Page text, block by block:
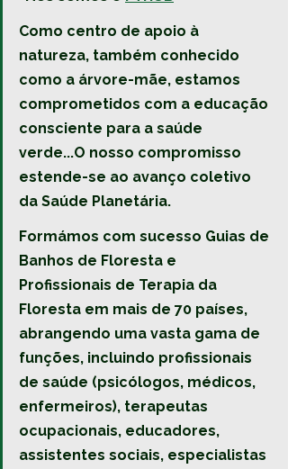
Como centro de apoio à
natureza, também conhecido
como a árvore-mãe, estamos
comprometidos com a educação
consciente para a saúde
verde...O nosso compromisso
estende-se ao avanço coletivo
da Saúde Planetária.
Formámos com sucesso Guias de
Banhos de Floresta e
Profissionais de Terapia da
Floresta em mais de 70 países,
abrangendo uma vasta gama de
funções, incluindo profissionais
de saúde (psicólogos, médicos,
enfermeiros), terapeutas
ocupacionais, educadores,
assistentes sociais, especialistas